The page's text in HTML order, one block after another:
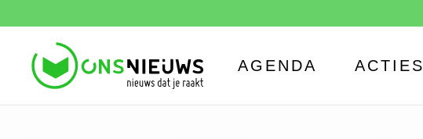
AGENDA ACTIES